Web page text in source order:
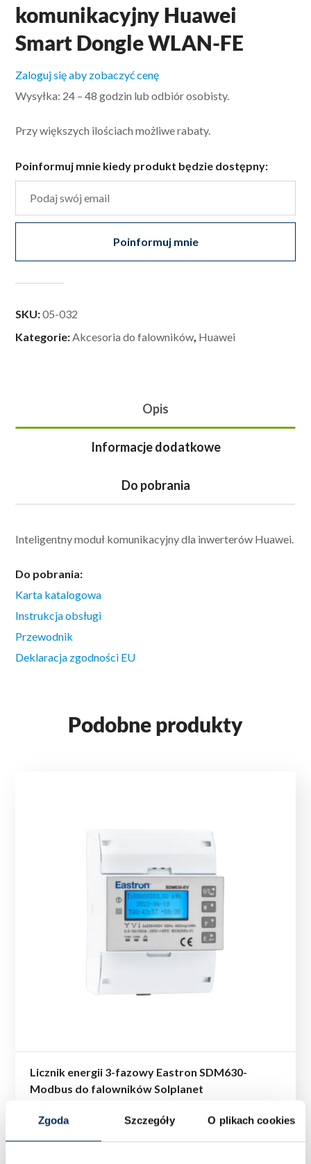
Zgoda Szczegóły O plikach cookies
komunikacyjny Huawei
Smart Dongle WLAN-FE
Zaloguj się aby zobaczyć cenę
Wysyłka: 24 – 48 godzin lub odbiór osobisty.
Przy większych ilościach możliwe rabaty.
Poinformuj mnie kiedy produkt będzie dostępny:
Poinformuj mnie
SKU:05-032
Kategorie: Akcesoria do falowników Huawei
Opis
Informacje dodatkowe
Do pobrania
Inteligentny moduł komunikacyjny dla inwerterów Huawei.
Do pobrania:
Karta katalogowa
Instrukcja obsługi
Przewodnik
Deklaracja zgodności EU
Podobne produkty
Licznik energii 3-fazowy Eastron SDM630-
Modbus do falowników Solplanet